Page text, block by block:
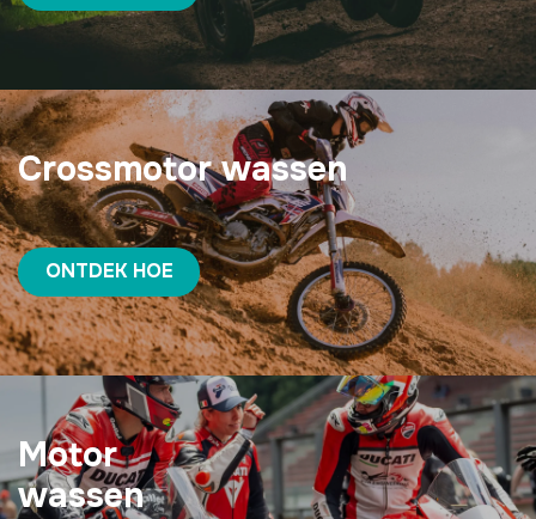
Crossmotor wassen
ONTDEK HOE
Motor
wassen